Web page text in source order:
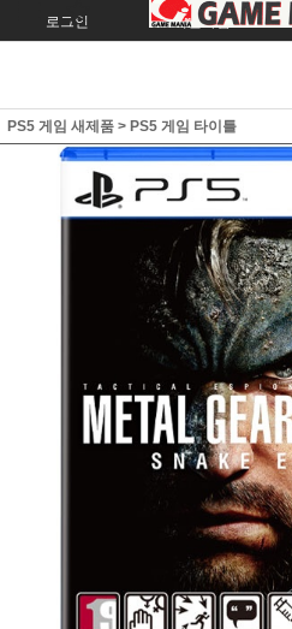
로그인 회원가입
PS5 게임 새제품 > PS5 게임 타이틀